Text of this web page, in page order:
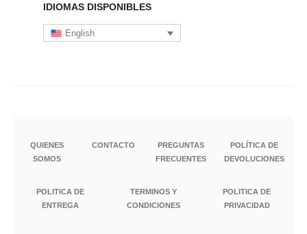
IDIOMAS DISPONIBLES
English
QUIENES
SOMOS
CONTACTO
PREGUNTAS
FRECUENTES
POLÍTICA DE
DEVOLUCIONES
POLITICA DE
ENTREGA
TERMINOS Y
CONDICIONES
POLITICA DE
PRIVACIDAD